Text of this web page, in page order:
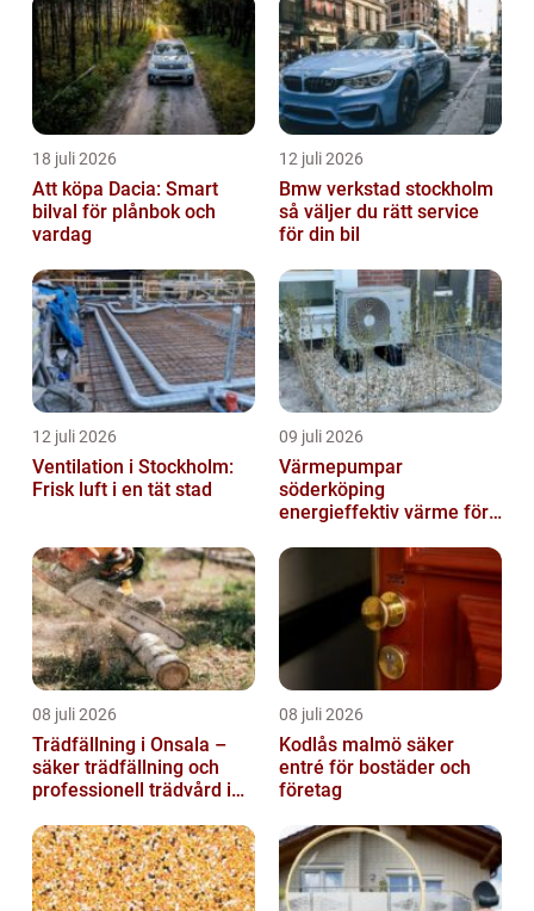
18 juli 2026
Att köpa Dacia: Smart
bilval för plånbok och
vardag
12 juli 2026
Bmw verkstad stockholm
så väljer du rätt service
för din bil
12 juli 2026
Ventilation i Stockholm:
Frisk luft i en tät stad
09 juli 2026
Värmepumpar
söderköping
energieffektiv värme för
08 juli 2026
Trädfällning i Onsala –
säker trädfällning och
professionell trädvård i
08 juli 2026
Kodlås malmö säker
entré för bostäder och
företag